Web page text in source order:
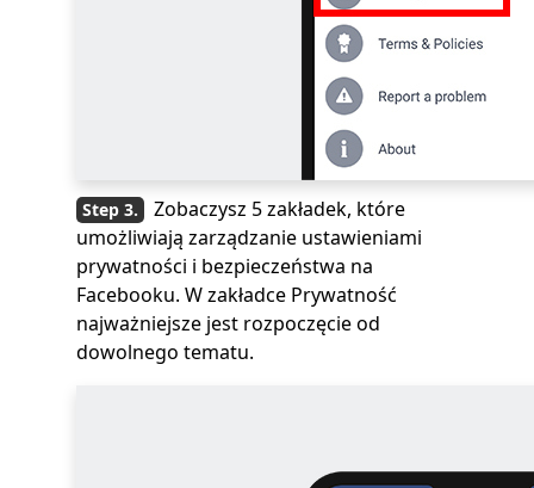
Zobaczysz 5 zakładek, które
umożliwiają zarządzanie ustawieniami
prywatności i bezpieczeństwa na
Facebooku. W zakładce Prywatność
najważniejsze jest rozpoczęcie od
dowolnego tematu.